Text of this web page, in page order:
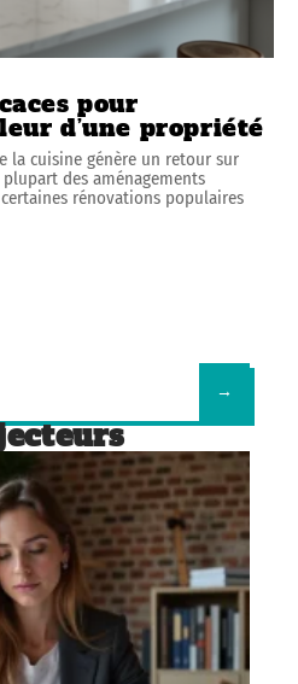
pour
d’une propriété
la cuisine génère un retour sur
des aménagements
rénovations populaires